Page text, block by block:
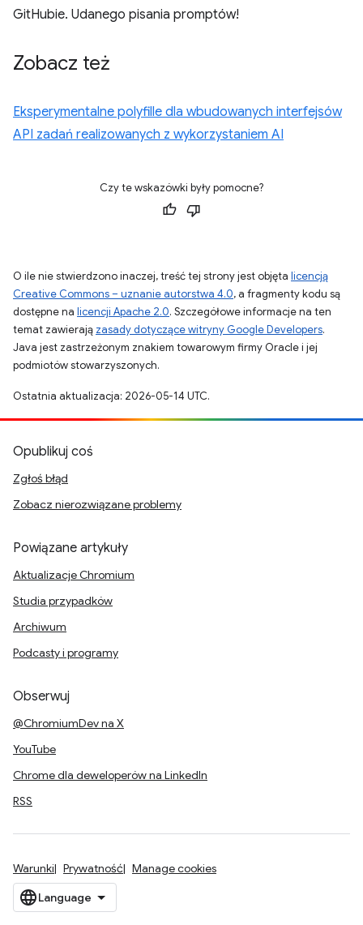
GitHubie. Udanego pisania promptów!
Zobacz też
Eksperymentalne polyfille dla wbudowanych interfejsów
API zadań realizowanych z wykorzystaniem AI
Czy te wskazówki były pomocne?
O ile nie stwierdzono inaczej, treść tej strony jest objęta licencją
Creative Commons – uznanie autorstwa 4.0, a fragmenty kodu są
dostępne na licencji Apache 2.0. Szczegółowe informacje na ten
temat zawierają zasady dotyczące witryny Google Developers.
Java jest zastrzeżonym znakiem towarowym firmy Oracle i jej
podmiotów stowarzyszonych.
Ostatnia aktualizacja: 2026-05-14 UTC.
Opublikuj coś
Zgłoś błąd
Zobacz nierozwiązane problemy
Powiązane artykuły
Aktualizacje Chromium
Studia przypadków
Archiwum
Podcasty i programy
Obserwuj
@ChromiumDev na X
YouTube
Chrome dla deweloperów na LinkedIn
RSS
Warunki Prywatność Manage cookies